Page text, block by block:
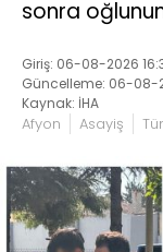
sonra
Giriş: 06-08-2026
Güncelleme: 06-08-
Kaynak: İHA
Afyon Asayiş